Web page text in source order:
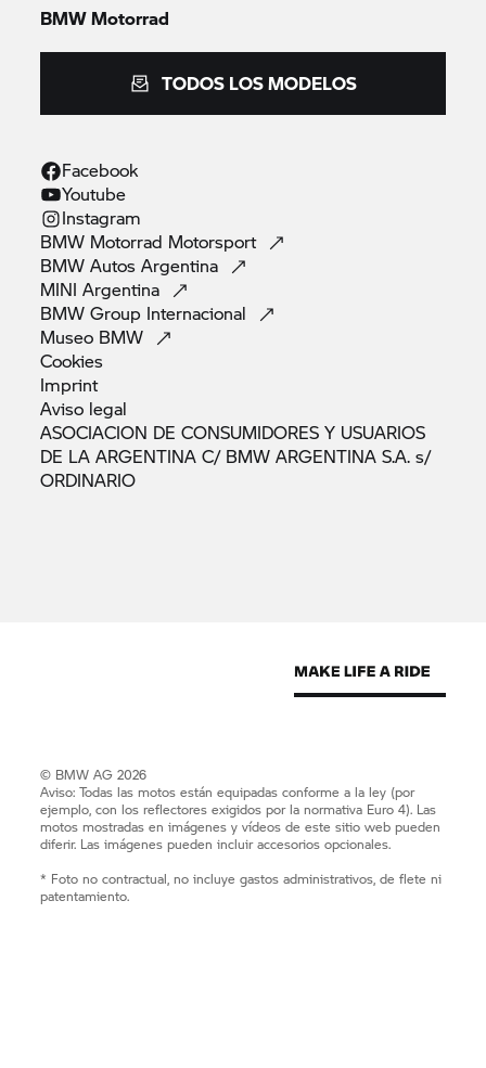
BMW Motorrad
TODOS LOS MODELOS
Facebook
Youtube
Instagram
BMW Motorrad Motorsport
BMW AutosArgentina
MINIArgentina
BMW Group Internacional
Museo BMW
Cookies
Imprint
Aviso legal
ASOCIACION DE CONSUMIDORES Y USUARIOS
DE LA ARGENTINA C/ BMW ARGENTINA S.A. s/
ORDINARIO
© BMW AG 2026
Aviso: Todas las motos están equipadas conforme a la ley (por
ejemplo, con los reflectores exigidos por la normativa Euro 4). Las
motos mostradas en imágenes y vídeos de este sitio web pueden
diferir. Las imágenes pueden incluir accesorios opcionales.
* Foto no contractual, no incluye gastos administrativos, de flete ni
patentamiento.